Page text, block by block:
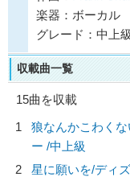
楽器：ボーカル
グレード：中上級
収載曲一覧
15曲を収載
1
狼なんかこわく
ー /中上級
2
星に願いを/ディ